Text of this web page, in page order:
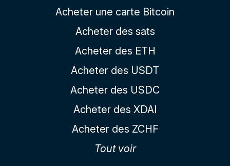
Acheter une carte Bitcoin
Acheter des sats
Acheter des ETH
Acheter des USDT
Acheter des USDC
Acheter des XDAI
Acheter des ZCHF
Tout voir